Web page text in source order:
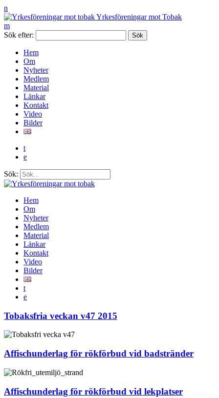
n
Yrkesföreningar mot Tobak
m
Sök efter:
Hem
Om
Nyheter
Medlem
Material
Länkar
Kontakt
Video
Bilder
t
e
Sök:
Hem
Om
Nyheter
Medlem
Material
Länkar
Kontakt
Video
Bilder
t
e
Tobaksfria veckan v47 2015
Affischunderlag för rökförbud vid badstränder
Affischunderlag för rökförbud vid lekplatser